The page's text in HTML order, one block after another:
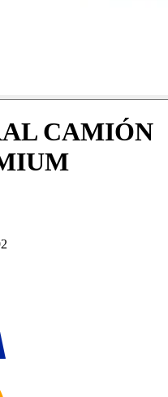
CAMIÓN